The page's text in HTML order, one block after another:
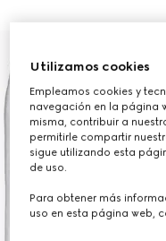
Utilizamos cookies
Empleamos cookies y
navegación en la página
misma, contribuir a
permitirle compartir
sigue utilizando esta
de uso.
Para obtener más
uso en esta página web,